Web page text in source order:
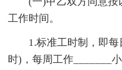
工作时间。
1.标准工时制，即
时)，每周工作_______